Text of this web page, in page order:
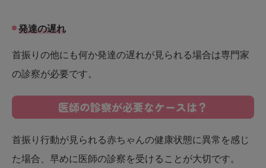
発達の遅れ
首振りの他にも何か発達の遅れが見られる場合は専門家
の診察が必要です。
医師の診察が必要なケースは？
首振り行動が見られる赤ちゃんの健康状態に異常を感じ
た場合、早めに医師の診察を受けることが大切です。